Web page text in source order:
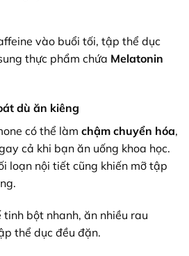
vào buổi tối, tập thể dục
thực phẩm chứa Melatonin
dù ăn kiêng
có thể làm chậm chuyển hóa,
cả khi bạn ăn uống khoa học.
loạn nội tiết cũng khiến mỡ tập
tinh bột nhanh, ăn nhiều rau
thể dục đều đặn.